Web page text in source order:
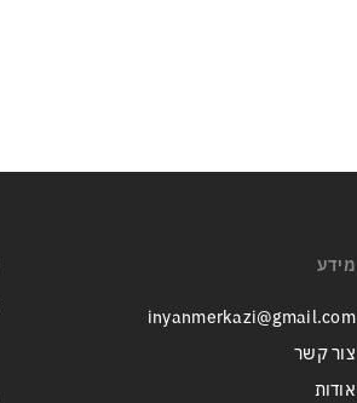
מידע
inyanmerkazi@gmail.com
צור קשר
אודות